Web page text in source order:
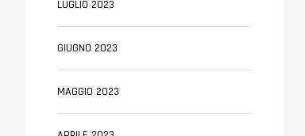
LUGLIO 2023
GIUGNO 2023
MAGGIO 2023